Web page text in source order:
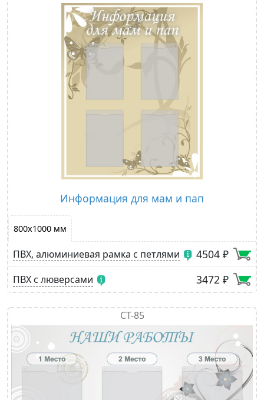
Информация для мам и пап
800х1000 мм
ПВХ, алюминиевая рамка с петлями 4504 ₽
ПВХ с люверсами 3472 ₽
СТ-85